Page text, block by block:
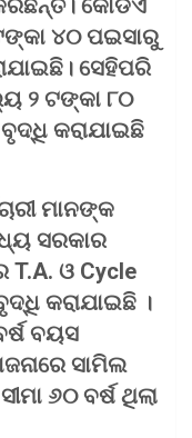
୪୦ ପଇସାରୁ
ସେହିପରି
୨ ଟଙ୍କା ୮୦
କରାଯାଇଛି
ମାନଙ୍କ
ସରକାର
ଓ Cycle
କରାଯାଇଛି ।
ବୟସ
ସାମିଲ
୬୦ ବର୍ଷ ଥିଲା